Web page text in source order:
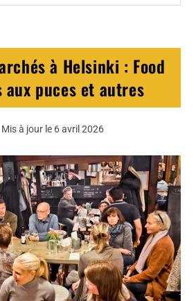
à Helsinki : Food
puces et autres
Mis à jour le 6 avril 2026